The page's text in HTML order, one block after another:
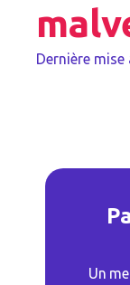
Dernière mise
Un